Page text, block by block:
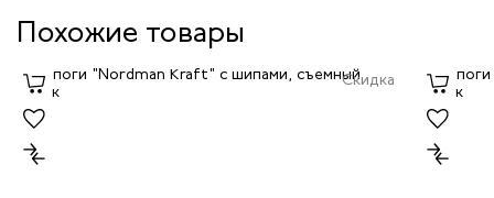
Похожие товары
Скидка